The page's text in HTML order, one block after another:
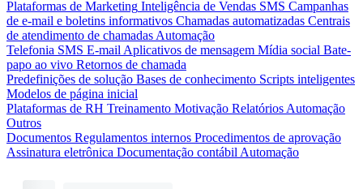
Plataformas de Marketing Inteligência de Vendas SMS Campanhas
de e-mail e boletins informativos Chamadas automatizadas Centrais
de atendimento de chamadas Automação
Telefonia SMS E-mail Aplicativos de mensagem Mídia social Bate-
papo ao vivo Retornos de chamada
Predefinições de solução Bases de conhecimento Scripts inteligentes
Modelos de página inicial
Plataformas de RH Treinamento Motivação Relatórios Automação
Outros
Documentos Regulamentos internos Procedimentos de aprovação
Assinatura eletrônica Documentação contábil Automação